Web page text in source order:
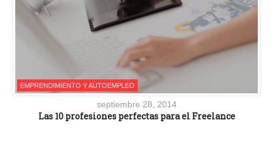
EMPRENDIMIENTO Y AUTOEMPLEO
septiembre 28, 2014
Las 10 profesiones perfectas para el Freelance